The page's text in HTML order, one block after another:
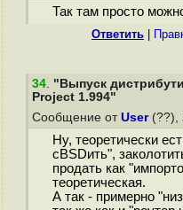
Так там просто
Ответить
34. "Выпуск
Project 1.994"
Сообщение от User(??),
Ну, теоретически
сBSDить",
продать как
теоретическая.
А так - примерно